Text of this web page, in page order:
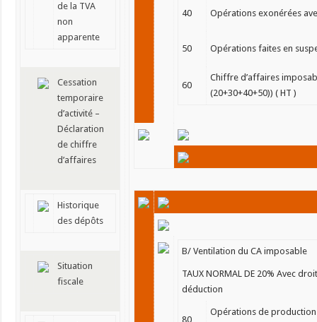
de la TVA
non
apparente
Cessation
temporaire
d’activité –
Déclaration
de chiffre
d’affaires
Historique
des dépôts
Situation
fiscale
40 Opérations exonérées
50 Opérations faites en
60
Chiffre d’affaires
(20+30+40+50)) ( HT )
B/ Ventilation du CA imposable
TAUX NORMAL DE 20% Avec
déduction
80
Opérations de